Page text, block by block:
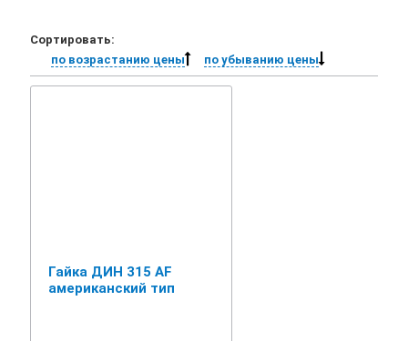
Сортировать:
по возрастанию цены
по убыванию цены
Гайка ДИН 315 AF
американский тип